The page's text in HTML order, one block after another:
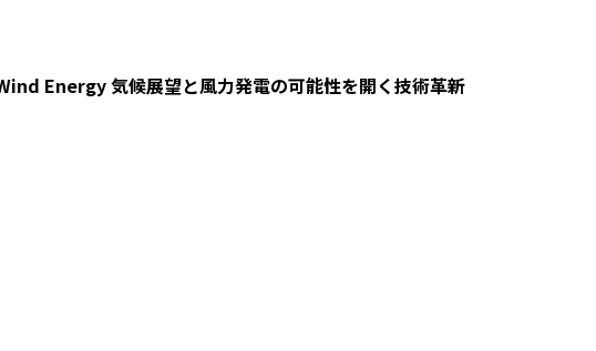
Energy 気候展望と風力発電の可能性を開く技術革新